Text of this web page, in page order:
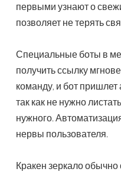
первыми узнают о
позволяет не терять
Специальные боты в
получить ссылку
команду, и бот пришлет
так как не нужно
нужного.
нервы пользователя.
Кракен зеркало обычно